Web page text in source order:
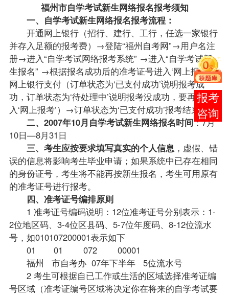
福州市自学考试新生网络报名报考须知
一、自学考试新生网络报名报考流程：
开通网上银行（招行、建行、工行，任选一家银行
并存入足额的报考费）→登陆“福州自考网”→用户名注
册→进入“自学考试网络报考系统” →进入“自学考试新
生报名” →根据报名成功后的准考证号进入‘网上报考’→
网上银行支付（订单状态为‘已支付成功’说明报考成
功，订单状态为‘待处理中’说明报考没成功，要再进
入‘网上报考’）→订单状态为‘已支付成功’报考结束。
二、2007年10月自学考试新生网络报名时间：7月
10日—8月31日
三、考生应按要求填写真实的个人信息 ，虚假、错
误的信息将影响考生毕业申请；如果系统中已存在相同
的身份证号，考生将不能再按新生报名，考生可用原有
的准考证号进行报考。
四、准考证号编排原则
1 准考证号编码说明：12位准考证号分别表示：1-
2位地区码、3-4位区县码、5-7位年度码、8-12位流水
号，如010107200001表示如下
01 01 072 00001
福州 市自考办07年下半年 5位流水号
2 考生可根据自已工作或生活的区域选择准考证编
号区域（准考证编号区域将决定你在将来的自学考试要
在线
客服